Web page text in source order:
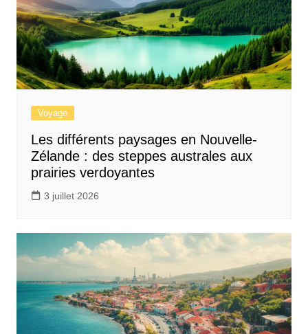
Voyage
Les différents paysages en Nouvelle-
Zélande : des steppes australes aux
prairies verdoyantes
3 juillet 2026